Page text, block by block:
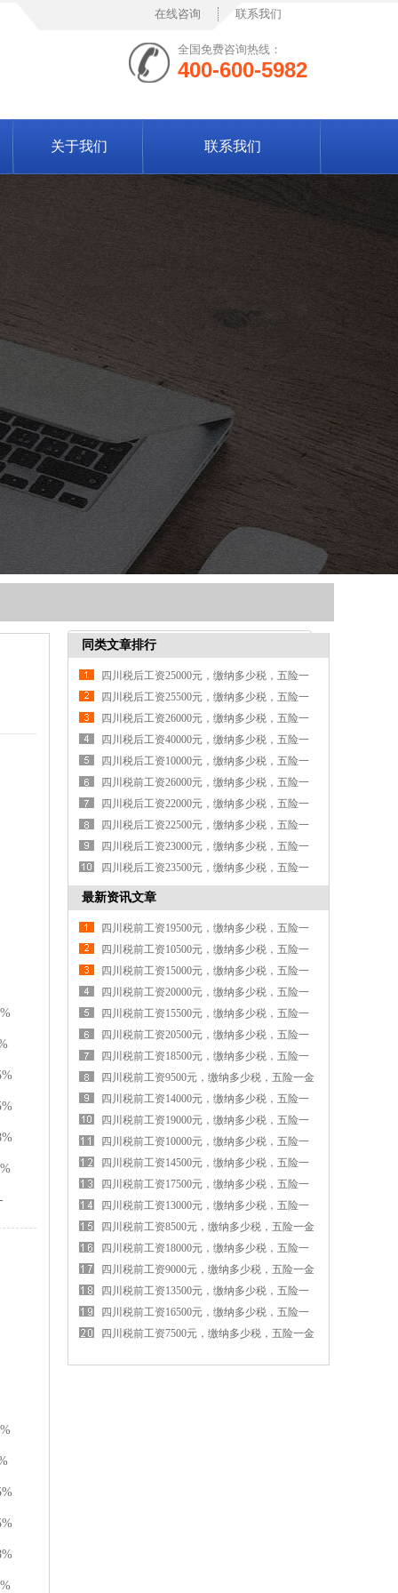
在线咨询 联系我们
全国免费咨询热线：
400-600-5982
关于我们 联系我们
同类文章排行
四川税后工资25000元，缴纳多少税，五险一
金各交多少钱
四川税后工资25500元，缴纳多少税，五险一
金各交多少钱
四川税后工资26000元，缴纳多少税，五险一
金各交多少钱
四川税后工资40000元，缴纳多少税，五险一
金各交多少钱
四川税后工资10000元，缴纳多少税，五险一
金各交多少钱
四川税前工资26000元，缴纳多少税，五险一
金各交多少钱
四川税后工资22000元，缴纳多少税，五险一
金各交多少钱
四川税后工资22500元，缴纳多少税，五险一
金各交多少钱
四川税后工资23000元，缴纳多少税，五险一
金各交多少钱
四川税后工资23500元，缴纳多少税，五险一
金各交多少钱
最新资讯文章
四川税前工资19500元，缴纳多少税，五险一
金各交多少钱
四川税前工资10500元，缴纳多少税，五险一
金各交多少钱
四川税前工资15000元，缴纳多少税，五险一
金各交多少钱
四川税前工资20000元，缴纳多少税，五险一
金各交多少钱
四川税前工资15500元，缴纳多少税，五险一
金各交多少钱
四川税前工资20500元，缴纳多少税，五险一
金各交多少钱
四川税前工资18500元，缴纳多少税，五险一
金各交多少钱
四川税前工资9500元，缴纳多少税，五险一金
各交多少钱
四川税前工资14000元，缴纳多少税，五险一
金各交多少钱
四川税前工资19000元，缴纳多少税，五险一
金各交多少钱
四川税前工资10000元，缴纳多少税，五险一
金各交多少钱
四川税前工资14500元，缴纳多少税，五险一
金各交多少钱
四川税前工资17500元，缴纳多少税，五险一
金各交多少钱
四川税前工资13000元，缴纳多少税，五险一
金各交多少钱
四川税前工资8500元，缴纳多少税，五险一金
各交多少钱
四川税前工资18000元，缴纳多少税，五险一
金各交多少钱
四川税前工资9000元，缴纳多少税，五险一金
各交多少钱
四川税前工资13500元，缴纳多少税，五险一
金各交多少钱
四川税前工资16500元，缴纳多少税，五险一
金各交多少钱
四川税前工资7500元，缴纳多少税，五险一金